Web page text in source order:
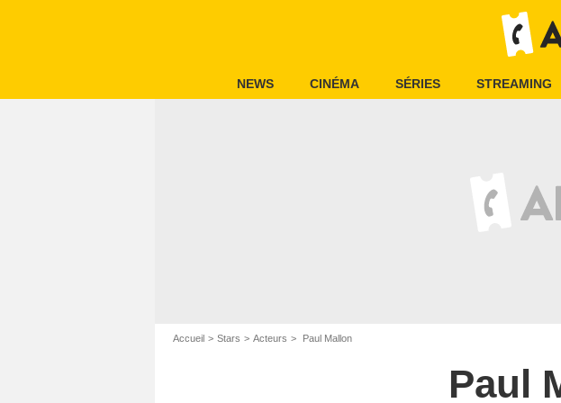
NEWS CINÉMA SÉRIES STREAMING
Accueil Stars Acteurs Paul Mallon
Paul